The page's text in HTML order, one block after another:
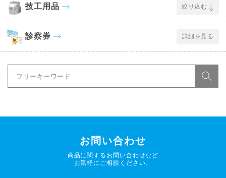
技工用品 絞り込む
診察券 詳細を見る
お問い合わせ
商品に関するお問い合わせなど
お気軽にご相談ください。